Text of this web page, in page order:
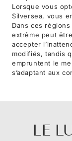
Lorsque vous
Silversea, vous
Dans ces
extrême peut
accepter
modifiés, tandis
empruntent le
s’adaptant aux
LE